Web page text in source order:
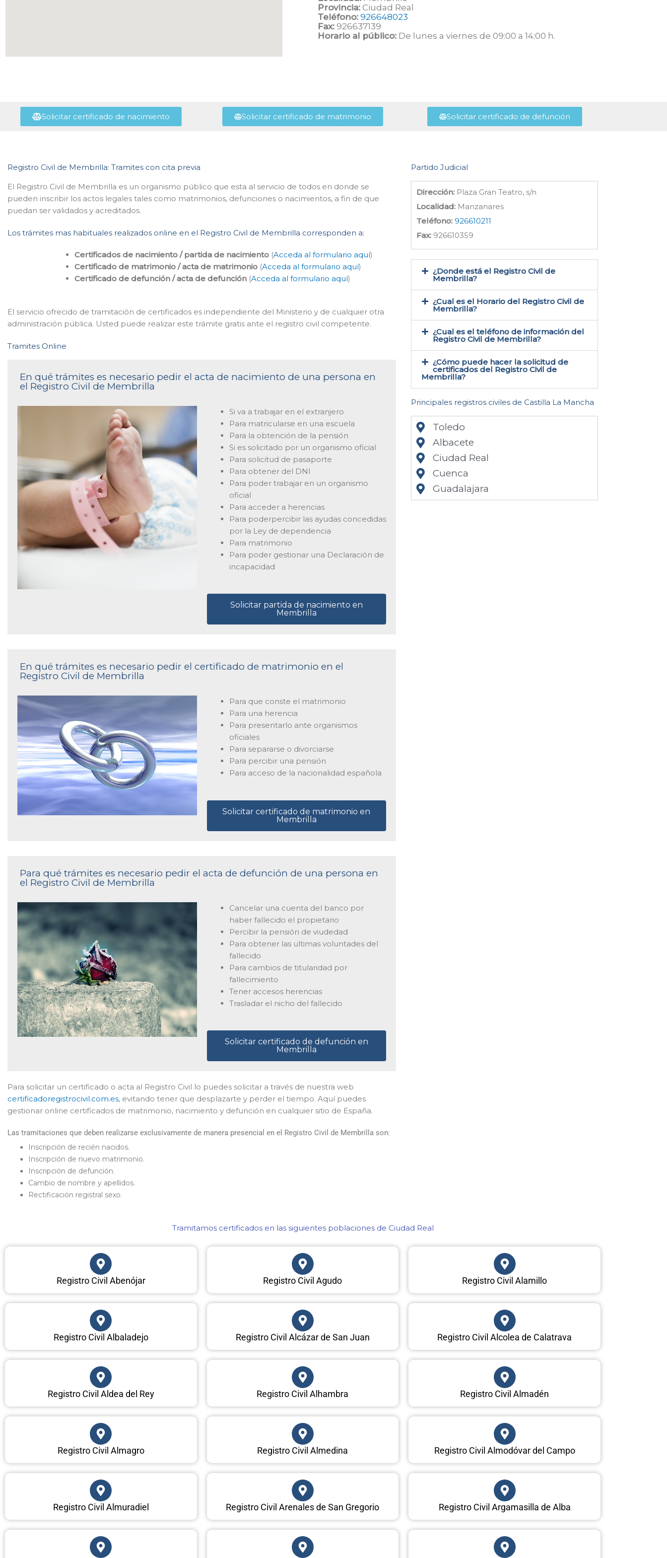
Provincia: Ciudad Real
Teléfono: 926648023
Fax: 926637139
Horario al público: De lunes a viernes de 09:00 a 14:00 h.
Solicitar certificado de nacimiento Solicitar certificado de matrimonio Solicitar certificado de defunción
Registro Civil de Membrilla: Tramites con cita previa
El Registro Civil de Membrilla es un organismo público que esta al servicio de todos en donde se
pueden inscribir los actos legales tales como matrimonios, defunciones o nacimientos, a fin de que
puedan ser validados y acreditados.
Los trámites mas habituales realizados online en el Registro Civil de Membrilla corresponden a:
Certificados de nacimiento / partida de nacimiento (Acceda al formulario aquí)
Certificado de matrimonio / acta de matrimonio (Acceda al formulario aquí)
Certificado de defunción / acta de defunción (Acceda al formulario aquí)
El servicio ofrecido de tramitación de certificados es independiente del Ministerio y de cualquier otra
administración pública. Usted puede realizar este trámite gratis ante el registro civil competente.
Tramites Online
En qué trámites es necesario pedir el acta de nacimiento de una persona en
el Registro Civil de Membrilla
Si va a trabajar en el extranjero
Para matricularse en una escuela
Para la obtención de la pensión
Si es solicitado por un organismo oficial
Para solicitud de pasaporte
Para obtener del DNI
Para poder trabajar en un organismo
oficial
Para acceder a herencias
Para poderpercibir las ayudas concedidas
por la Ley de dependencia
Para matrimonio
Para poder gestionar una Declaración de
incapacidad
Solicitar partida de nacimiento en
Membrilla
En qué trámites es necesario pedir el certificado de matrimonio en el
Registro Civil de Membrilla
Para que conste el matrimonio
Para una herencia
Para presentarlo ante organismos
oficiales
Para separarse o divorciarse
Para percibir una pensión
Para acceso de la nacionalidad española
Solicitar certificado de matrimonio en
Membrilla
Para qué trámites es necesario pedir el acta de defunción de una persona en
el Registro Civil de Membrilla
Cancelar una cuenta del banco por
haber fallecido el propietario
Percibir la pensión de viudedad
Para obtener las ultimas voluntades del
fallecido
Para cambios de titularidad por
fallecimiento
Tener accesos herencias
Trasladar el nicho del fallecido
Solicitar certificado de defunción en
Membrilla
Para solicitar un certificado o acta al Registro Civil lo puedes solicitar a través de nuestra web
certificadoregistrocivil.com.es, evitando tener que desplazarte y perder el tiempo. Aquí puedes
gestionar online certificados de matrimonio, nacimiento y defunción en cualquier sitio de España.
Las tramitaciones que deben realizarse exclusivamente de manera presencial en el Registro Civil de Membrilla son:
Inscripción de recién nacidos.
Inscripción de nuevo matrimonio.
Inscripción de defunción.
Cambio de nombre y apellidos.
Rectificación registral sexo.
Partido Judicial
Dirección: Plaza Gran Teatro, s/n
Localidad: Manzanares
Teléfono: 926610211
Fax: 926610359
¿Donde está el Registro Civil de
Membrilla​?
¿Cual es el Horario del Registro Civil de
Membrilla?
¿Cual es el teléfono de información del
Registro Civil de Membrilla​?
¿Cómo puede hacer la solicitud de
certificados del Registro Civil de
Membrilla​?
Principales registros civiles de Castilla La Mancha
Toledo
Albacete
Ciudad Real
Cuenca
Guadalajara
Tramitamos certificados en las siguientes poblaciones de Ciudad Real​
Registro Civil Abenójar Registro Civil Agudo Registro Civil Alamillo
Registro Civil Albaladejo Registro Civil Alcázar de San Juan Registro Civil Alcolea de Calatrava
Registro Civil Aldea del Rey Registro Civil Alhambra Registro Civil Almadén
Registro Civil Almagro Registro Civil Almedina Registro Civil Almodóvar del Campo
Registro Civil Almuradiel Registro Civil Arenales de San Gregorio Registro Civil Argamasilla de Alba